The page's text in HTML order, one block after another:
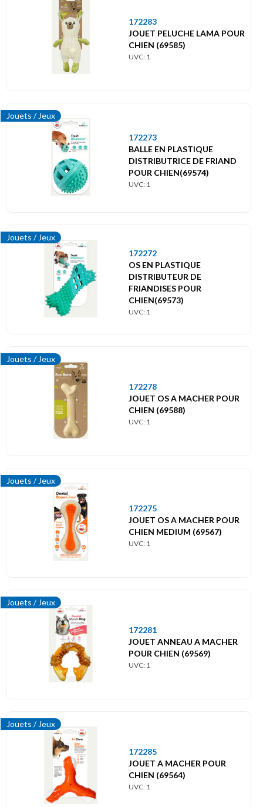
172283
JOUET PELUCHE LAMA POUR
CHIEN (69585)
UVC: 1
Jouets / Jeux
172273
BALLE EN PLASTIQUE
DISTRIBUTRICE DE FRIAND
POUR CHIEN(69574)
UVC: 1
Jouets / Jeux
172272
OS EN PLASTIQUE
DISTRIBUTEUR DE
FRIANDISES POUR
CHIEN(69573)
UVC: 1
Jouets / Jeux
172278
JOUET OS A MACHER POUR
CHIEN (69588)
UVC: 1
Jouets / Jeux
172275
JOUET OS A MACHER POUR
CHIEN MEDIUM (69567)
UVC: 1
Jouets / Jeux
172281
JOUET ANNEAU A MACHER
POUR CHIEN (69569)
UVC: 1
Jouets / Jeux
172285
JOUET A MACHER POUR
CHIEN (69564)
UVC: 1